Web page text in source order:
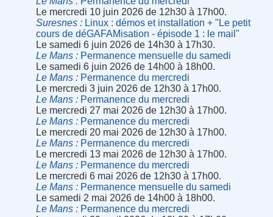
Le mercredi 10 juin 2026 de 12h30 à 17h00.
Suresnes
Linux : démos et installation + "Le petit
cours de déGAFAMisation - épisode 1 : le mail"
Le samedi 6 juin 2026 de 14h30 à 17h30.
Le Mans
Permanence mensuelle du samedi
Le samedi 6 juin 2026 de 14h00 à 18h00.
Le Mans
Permanence du mercredi
Le mercredi 3 juin 2026 de 12h30 à 17h00.
Le Mans
Permanence du mercredi
Le mercredi 27 mai 2026 de 12h30 à 17h00.
Le Mans
Permanence du mercredi
Le mercredi 20 mai 2026 de 12h30 à 17h00.
Le Mans
Permanence du mercredi
Le mercredi 13 mai 2026 de 12h30 à 17h00.
Le Mans
Permanence du mercredi
Le mercredi 6 mai 2026 de 12h30 à 17h00.
Le Mans
Permanence mensuelle du samedi
Le samedi 2 mai 2026 de 14h00 à 18h00.
Le Mans
Permanence du mercredi